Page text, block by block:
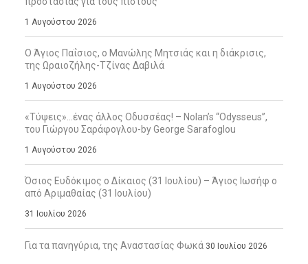
1 Αυγούστου 2026
Ο Άγιος Παΐσιος, ο Μανώλης Μητσιάς και η διάκρισις,
της Ωραιοζήλης-Τζίνας Δαβιλά
1 Αυγούστου 2026
«Τύψεις»…ένας άλλος Οδυσσέας! – Nolan’s “Odysseus”,
του Γιώργου Σαράφογλου-by George Sarafoglou
1 Αυγούστου 2026
Όσιος Ευδόκιμος ο Δίκαιος (31 Ιουλίου) – Άγιος Ιωσήφ ο
από Αριμαθαίας (31 Ιουλίου)
31 Ιουλίου 2026
Για τα πανηγύρια, της Αναστασίας Φωκά 30 Ιουλίου 2026